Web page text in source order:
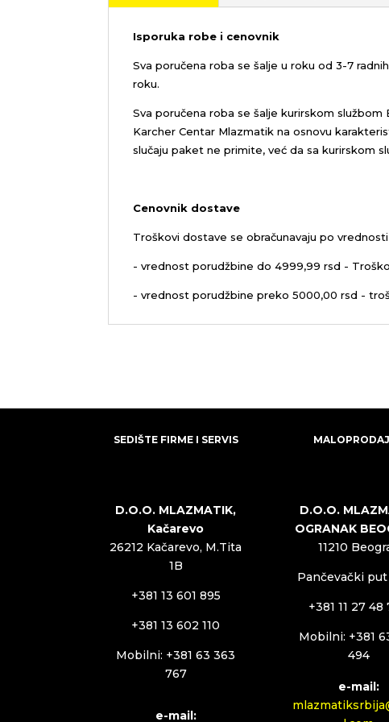
Isporuka robe i cenovnik
Sva poručena roba se šalje u roku od 3-7
roku.
Sva poručena roba se šalje kurirskom
Karcher Centar Mlazmatik na osnovu
slučaju paket ne primite, već da sa kurirskom
Cenovnik dostave
Troškovi dostave se obračunavaju po
- vrednost porudžbine do 4999,99 rsd -
- vrednost porudžbine preko 5000,00 rsd -
SEDIŠTE FIRME I SERVIS
D.O.O. MLAZMATIK,
Kačarevo
26212 Kačarevo, M.Tita
1B
+381 13 601 895
+381 13 602 110
Mobilni: +381 63 363
767
e-mail:
D.O.O.
OGRANAK
11210
Pančevački put
+381 11 27 48
Mobilni: +381
494
e-mail: